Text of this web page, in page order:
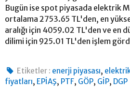
Bugün ise spot piyasada elektrik
ortalama 2753.65 TL'den, en
aralığı için 4059.02 TL'den ve en
dilimi için 925.01 TL'den işlem
Etiketler : enerji piyasası,
fiyatları, EPİAŞ, PTF, GÖP, GİP, DGP